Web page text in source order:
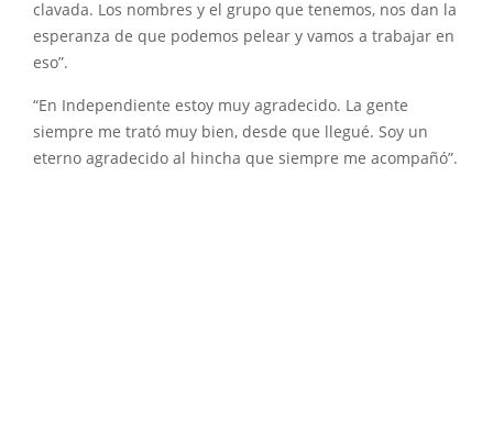
clavada. Los nombres y el grupo que tenemos, nos dan la
esperanza de que podemos pelear y vamos a trabajar en
eso”.
“En Independiente estoy muy agradecido. La gente
siempre me trató muy bien, desde que llegué. Soy un
eterno agradecido al hincha que siempre me acompañó”.